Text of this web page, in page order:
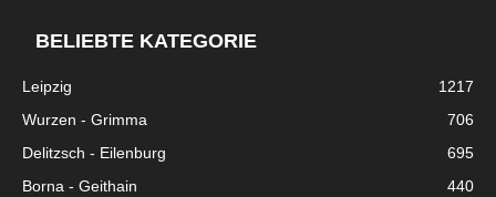
BELIEBTE KATEGORIE
Leipzig
1217
Wurzen - Grimma
706
Delitzsch - Eilenburg
695
Borna - Geithain
440